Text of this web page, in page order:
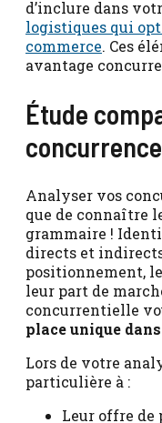
d’inclure dans
logistiques qui
commerce. Ces
avantage
Étude
concurrence
Analyser vos
que de connaître
grammaire !
directs et
positionnement,
leur part de
concurrentielle
place unique
Lors de votre
particulière à :
Leur offre de